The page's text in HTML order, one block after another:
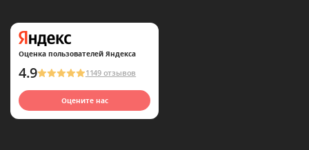
Оценка пользователей Яндекса
4.9 1149 отзывов
Оцените нас